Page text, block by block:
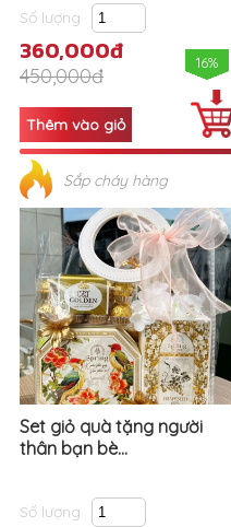
Số lượng
360,000đ
450,000đ
16%
Sắp cháy hàng
Set giỏ quà tặng người
thân bạn bè...
Số lượng